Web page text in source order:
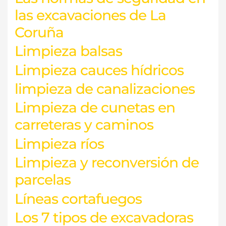
las excavaciones de La
Coruña
Limpieza balsas
Limpieza cauces hídricos
limpieza de canalizaciones
Limpieza de cunetas en
carreteras y caminos
Limpieza ríos
Limpieza y reconversión de
parcelas
Líneas cortafuegos
Los 7 tipos de excavadoras